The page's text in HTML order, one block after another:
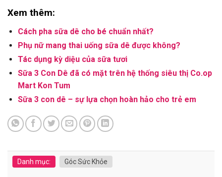
Xem thêm:
Cách pha sữa dê cho bé chuẩn nhất?
Phụ nữ mang thai uống sữa dê được không?
Tác dụng kỳ diệu của sữa tươi
Sữa 3 Con Dê đã có mặt trên hệ thống siêu thị Co.op
Mart Kon Tum
Sữa 3 con dê – sự lựa chọn hoàn hảo cho trẻ em
Danh mục: Góc Sức Khỏe